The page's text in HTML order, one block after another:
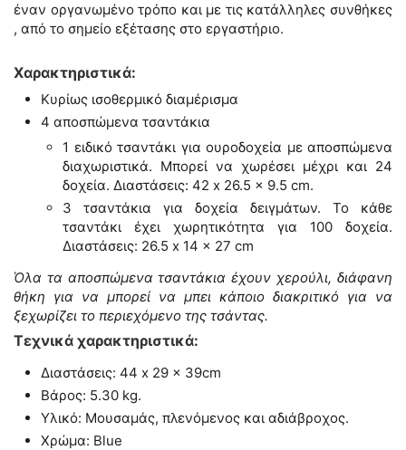
έναν οργανωμένο τρόπο και με τις κατάλληλες συνθήκες
, από το σημείο εξέτασης στο εργαστήριο.
Χαρακτηριστικά:
Κυρίως ισοθερμικό διαμέρισμα
4 αποσπώμενα τσαντάκια
1 ειδικό τσαντάκι για ουροδοχεία με αποσπώμενα
διαχωριστικά. Μπορεί να χωρέσει μέχρι και 24
δοχεία. Διαστάσεις: 42 x 26.5 x 9.5 cm.
3 τσαντάκια για δοχεία δειγμάτων. Το κάθε
τσαντάκι έχει χωρητικότητα για 100 δοχεία.
Διαστάσεις: 26.5 x 14 x 27 cm
Όλα τα αποσπώμενα τσαντάκια έχουν χερούλι, διάφανη
θήκη για να μπορεί να μπει κάποιο διακριτικό για να
ξεχωρίζει το περιεχόμενο της τσάντας.
Τεχνικά χαρακτηριστικά:
Διαστάσεις: 44 x 29 x 39cm
Βάρος: 5.30 kg.
Υλικό: Μουσαμάς, πλενόμενος και αδιάβροχος.
Χρώμα: Blue